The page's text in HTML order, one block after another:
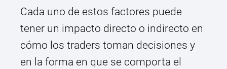
Cada uno de estos factores puede
tener un impacto directo o indirecto en
cómo los traders toman decisiones y
en la forma en que se comporta el